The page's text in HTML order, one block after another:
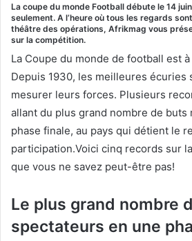
La coupe du monde Football débute le 14
seulement. A l’heure où tous les regards
théâtre des opérations, Afrikmag vous
sur la compétition.
La Coupe du monde de football est
Depuis 1930, les meilleures écuries
mesurer leurs forces. Plusieurs
allant du plus grand nombre de buts
phase finale, au pays qui détient le
participation.Voici cinq records sur
que vous ne savez peut-être pas!
Le plus grand nombre
spectateurs en une